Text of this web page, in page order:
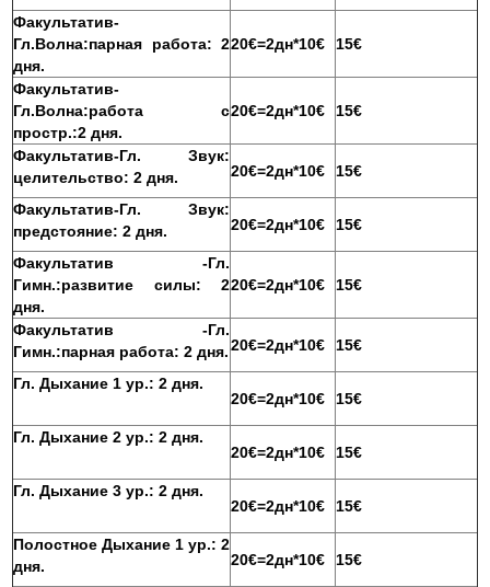
Факультатив-
Гл.Волна:парная работа: 2
дня.
20€=2дн*10€ 15€
Факультатив-
Гл.Волна:работа с
простр.:2 дня.
20€=2дн*10€ 15€
Факультатив-Гл. Звук:
целительство: 2 дня.
20€=2дн*10€ 15€
Факультатив-Гл. Звук:
предстояние: 2 дня.
20€=2дн*10€ 15€
Факультатив -Гл.
Гимн.:развитие силы: 2
дня.
20€=2дн*10€ 15€
Факультатив -Гл.
Гимн.:парная работа: 2 дня.20€=2дн*10€ 15€
Гл. Дыхание 1 ур.: 2 дня.
20€=2дн*10€
15€
Гл. Дыхание 2 ур.: 2 дня.
20€=2дн*10€
15€
Гл. Дыхание 3 ур.: 2 дня.
20€=2дн*10€
15€
Полостное Дыхание 1 ур.: 2
дня.
20€=2дн*10€ 15€